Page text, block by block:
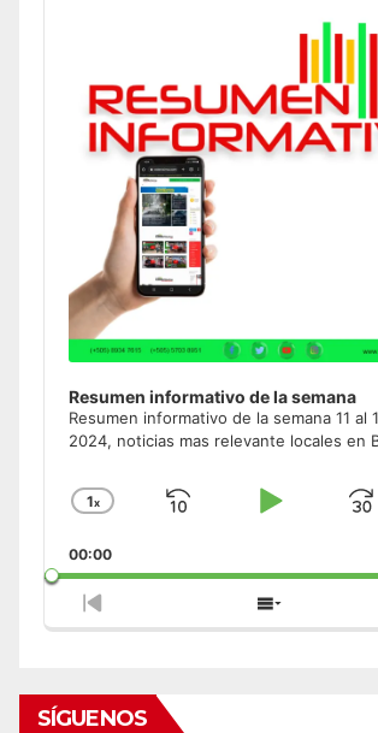
Resumen informativo de la semana
Resumen informativo de la semana 11 al
2024, noticias mas relevante locales en
Change
Rate
1x
Skip
Play
00:00
Previous
Episode
Show
Episodes
SÍGUENOS